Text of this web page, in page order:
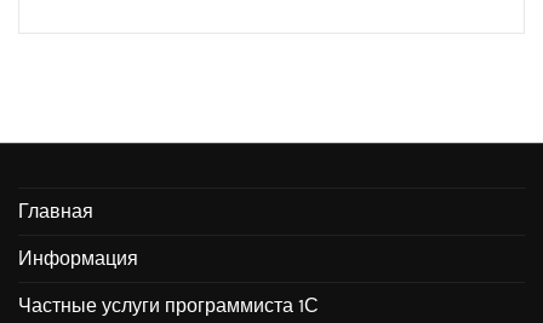
Главная
Информация
Частные услуги программиста 1С